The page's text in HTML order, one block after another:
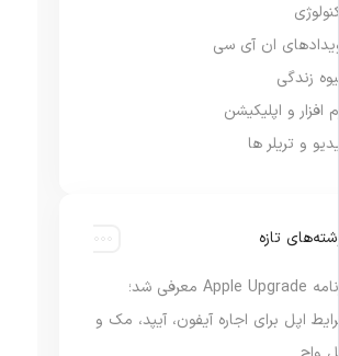
تکنولوژی
رویدادهای ان آی سی
شیوه زندگی
نرم افزار و اپلیکیشن
ویدیو و تریلر ها
نوشته‌های تازه
برنامه Apple Upgrade معرفی شد؛
شرایط اپل برای اجاره آیفون، آیپد، مک و